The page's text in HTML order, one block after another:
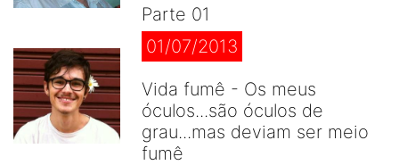
Parte 01
01/07/2013
Vida fumê - Os meus
óculos...são óculos de
grau...mas deviam ser meio
fumê